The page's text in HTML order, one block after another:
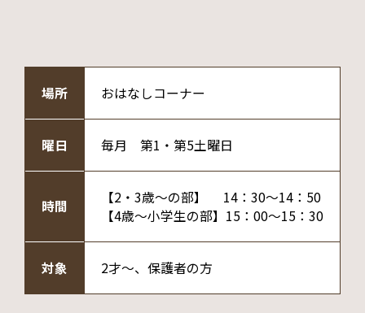
場所 おはなしコーナー
曜日 毎月 第1・第5土曜日
時間
【2・3歳～の部】 14：30～14：50
【4歳～小学生の部】15：00～15：30
対象 2才～、保護者の方